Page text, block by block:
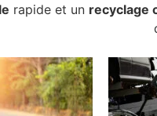
rapide et un recyclage